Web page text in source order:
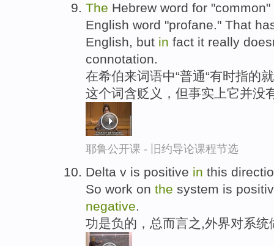
The Hebrew word for
English word "profane." That
English, but in fact it really
connotation.
在希伯来词语中“普通“有时指的
这个词含贬义，但事实上它并没
耶鲁公开课 - 旧约导论课程节选
Delta v is positive in this
So work on the system is
negative.
功是负的，总而言之,外界对系统